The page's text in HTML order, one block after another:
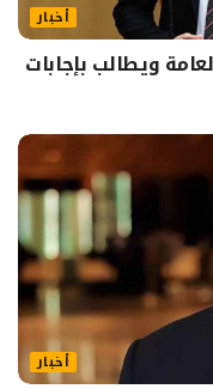
أخبار
ويطالب بإجابات
أخبار